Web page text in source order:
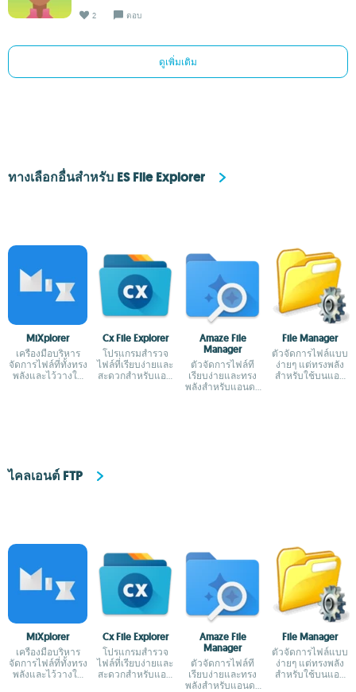
2 ตอบ
ดูเพิ่มเติม
ทางเลือกอื่นสำหรับ ES File Explorer
MiXplorer
เครื่องมือบริหาร
จัดการไฟล์ที่ทั้งทรง
พลังและไว้วางใจ
Cx File Explorer
โปรแกรมสำรวจ
ไฟล์ที่เรียบง่ายและ
สะดวกสำหรับแอน
Amaze File
Manager
ตัวจัดการไฟล์ที่
เรียบง่ายและทรง
พลังสำหรับแอนดร
File Manager
ตัวจัดการไฟล์แบบ
ง่ายๆ แต่ทรงพลัง
สำหรับใช้บนแอน
ไคลเอนต์ FTP
MiXplorer
เครื่องมือบริหาร
จัดการไฟล์ที่ทั้งทรง
พลังและไว้วางใจ
Cx File Explorer
โปรแกรมสำรวจ
ไฟล์ที่เรียบง่ายและ
สะดวกสำหรับแอน
Amaze File
Manager
ตัวจัดการไฟล์ที่
เรียบง่ายและทรง
พลังสำหรับแอนดร
File Manager
ตัวจัดการไฟล์แบบ
ง่ายๆ แต่ทรงพลัง
สำหรับใช้บนแอน